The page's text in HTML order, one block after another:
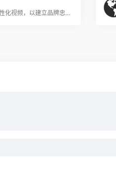
AI向数百万客户发送个性化视频，以建立品牌忠诚度。